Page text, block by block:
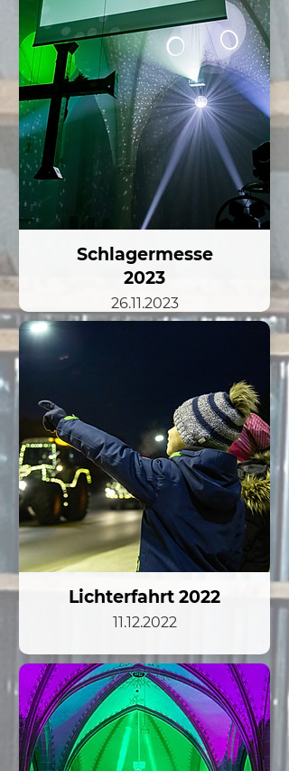
Schlagermesse
2023
26.11.2023
Lichterfahrt 2022
11.12.2022